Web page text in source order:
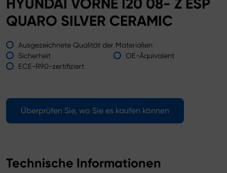
HYUNDAI VORNE I20 08- Z ESP
QUARO SILVER CERAMIC
Ausgezeichnete Qualität der Materialien
Sicherheit
OE-Äquivalent
ECE-R90-zertifiziert
Überprüfen Sie, wo Sie es kaufen können
Technische Informationen